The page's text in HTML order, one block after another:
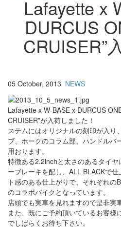
Lafayette x
DURCUS
CRUISER”
05 October, 2013 NEWS
Lafayette x W-BASE x DURCUS
CRUISER”が入荷しました！
ステムにはオリジナルの刻印が入り
ブ、ホークのコラム部、ハンドルバ
用おります。
特徴ある2.2inchと太さのあるタイ
ーブレーキを配し、ALL BLACKで
ト感のある仕上がりで、それぞれの
のコラボバイクとなっています。
店頭でも実車を見れますので是非実
また、既にご予約頂いているお客様
でしばらくお待ち下さい。